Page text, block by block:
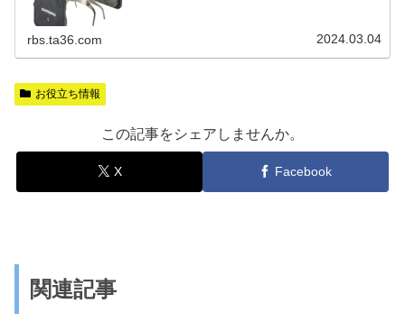
おきたいところです。シマノ(SHIMANO) リペアパーツ デ
rbs.ta36.com 2024.03.04
お役立ち情報
この記事をシェアしませんか。
X Facebook
関連記事